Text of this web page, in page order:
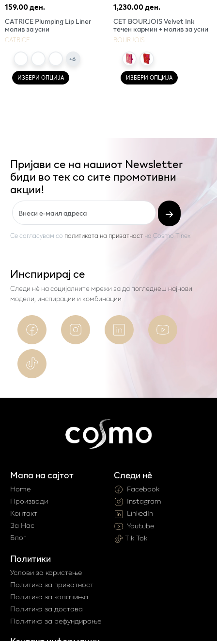
159.00 ден.
CATRICE Plumping Lip Liner
молив за усни
CATRICE
+6
ИЗБЕРИ ОПЦИЈА
1,230.00 ден.
СЕТ BOURJOIS Velvet Ink
течен кармин + молив за усни
BOURJOIS
ИЗБЕРИ ОПЦИЈА
Пријави се на нашиот Newsletter
биди во тек со сите промотивни
акции!
Се согласувам со политиката на приватност на Cosmo Tinex
Инспирирај се
Следи нѐ на социјалните мрежи за да погледнеш најнови
модели, инспирации и комбинации
Мапа на сајтот
Home
Производи
Контакт
За Нас
Блог
Политики
Услови за користење
Политика за приватност
Политика за колачиња
Политика за достава
Политика за рефундирање
Следи нè
Facebook
Instagram
LinkedIn
Youtube
Tik Tok